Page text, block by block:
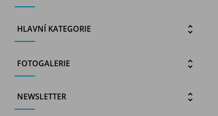
HLAVNÍ KATEGORIE
FOTOGALERIE
NEWSLETTER